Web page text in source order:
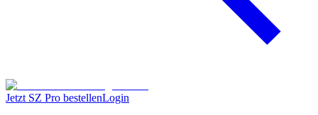
Jetzt SZ Pro bestellenLogin